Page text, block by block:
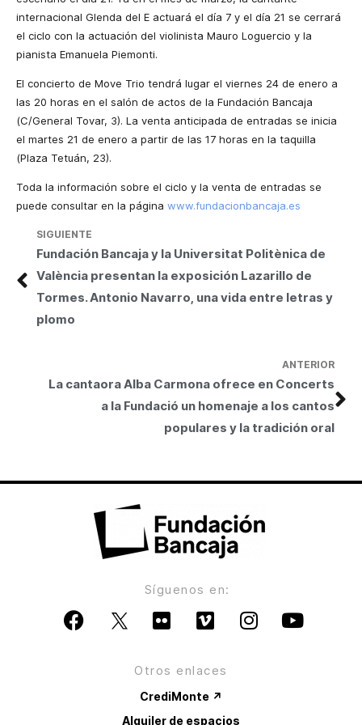
internacional Glenda del E actuará el día 7 y el día 21 se cerrará
el ciclo con la actuación del violinista Mauro Loguercio y la
pianista Emanuela Piemonti.
El concierto de Move Trio tendrá lugar el viernes 24 de enero a
las 20 horas en el salón de actos de la Fundación Bancaja
(C/General Tovar, 3). La venta anticipada de entradas se inicia
el martes 21 de enero a partir de las 17 horas en la taquilla
(Plaza Tetuán, 23).
Toda la información sobre el ciclo y la venta de entradas se
puede consultar en la página www.fundacionbancaja.es
ANTERIOR
La cantaora Alba Carmona ofrece en Concerts
a la Fundació un homenaje a los cantos
populares y la tradición oral
SIGUIENTE
Fundación Bancaja y la Universitat Politènica de
València presentan la exposición Lazarillo de
Tormes. Antonio Navarro, una vida entre letras y
plomo
Síguenos en:
Otros enlaces
CrediMonte ↗
Alquiler de espacios